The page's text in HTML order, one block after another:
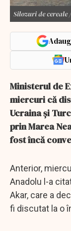
Silozuri de cereale
Ministerul de
miercuri că
Ucraina și
prin Marea
fost încă
Anterior,
Anadolu l-a
Akar, care a
fi discutat la o